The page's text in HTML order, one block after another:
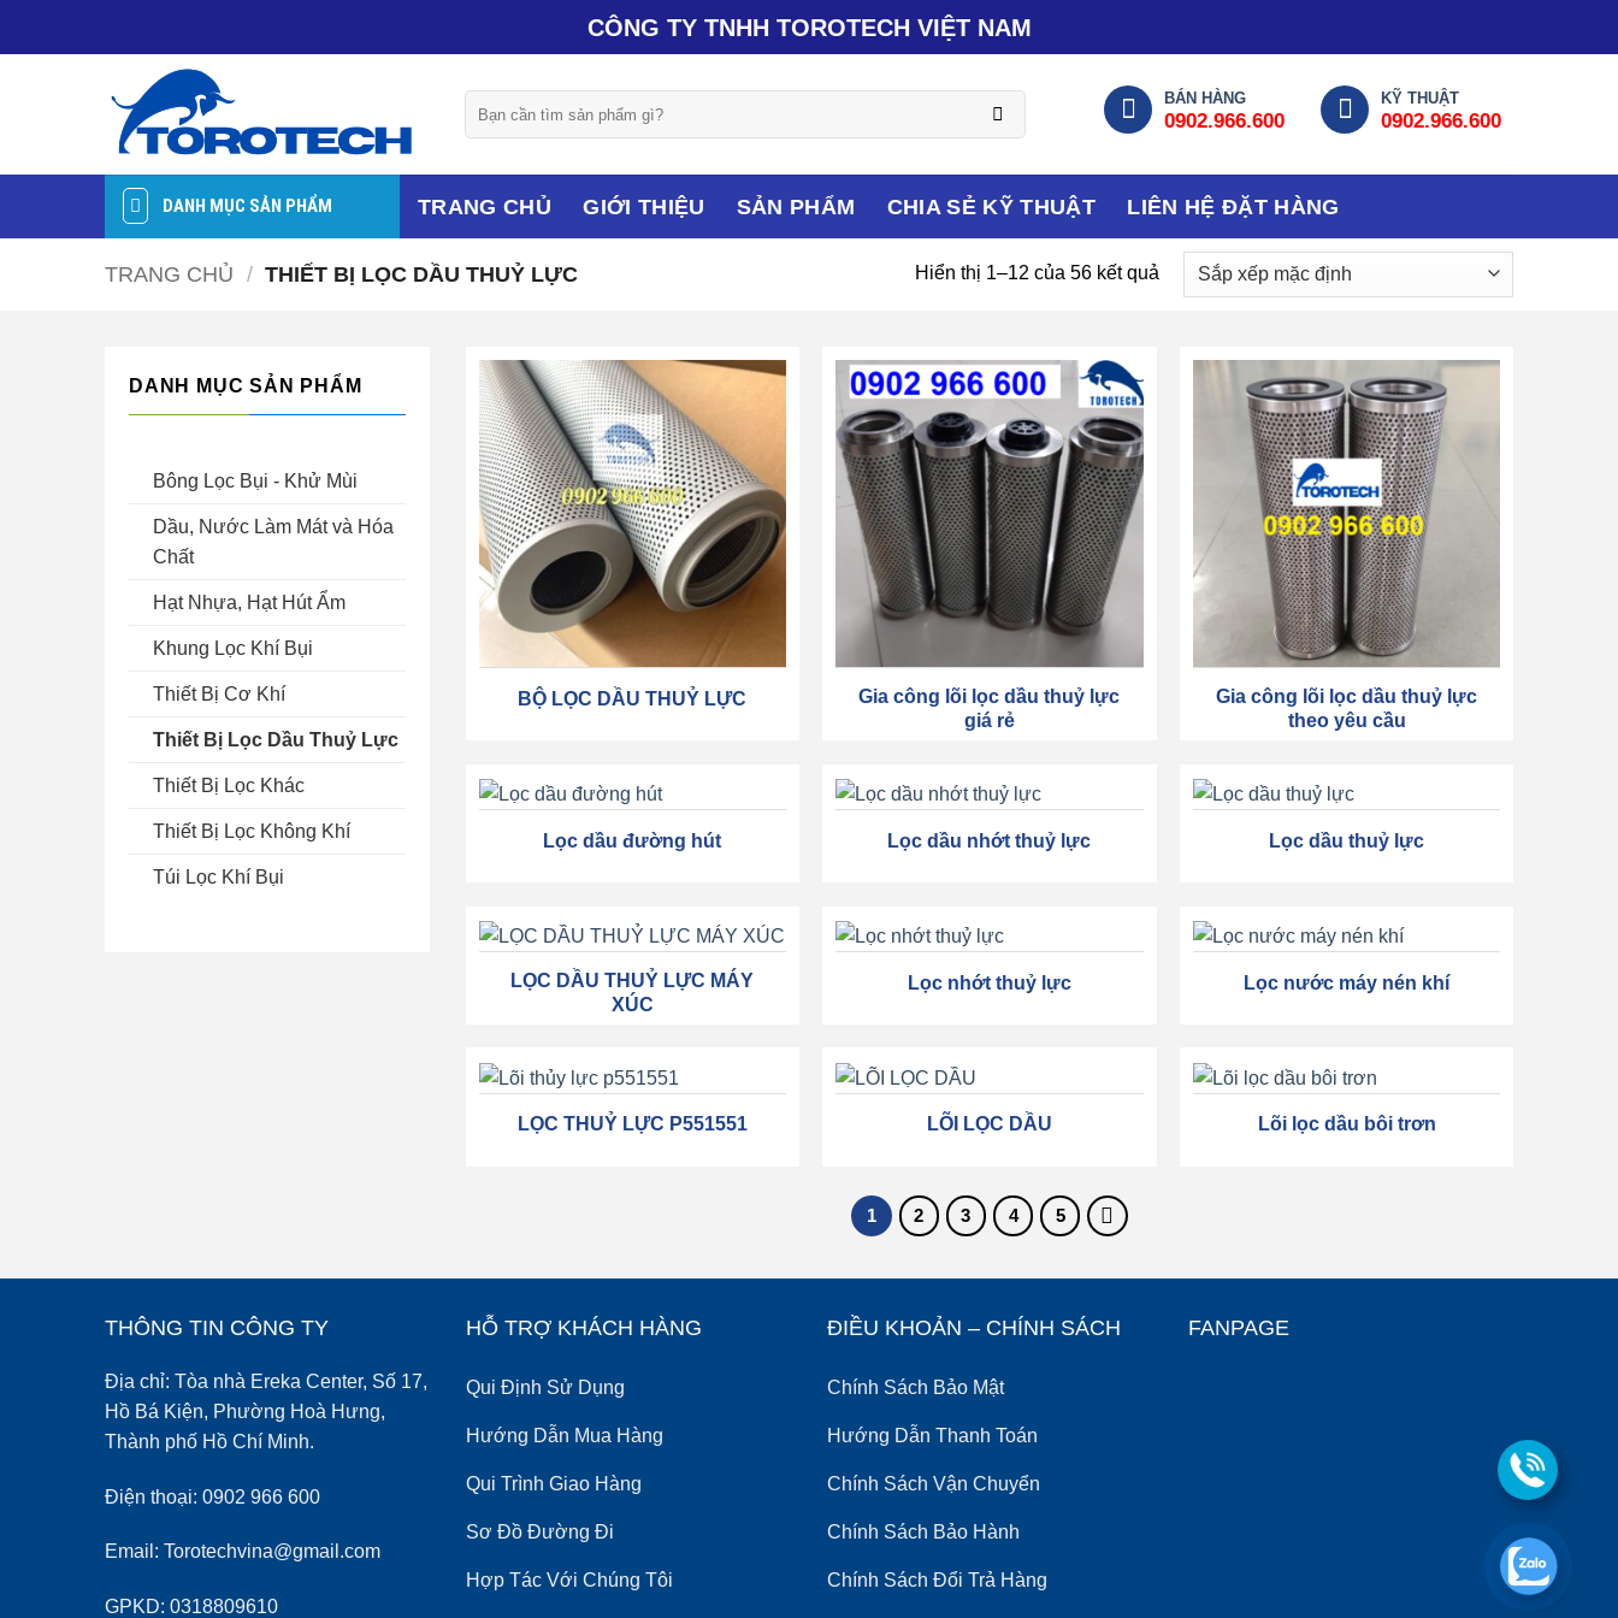
CÔNG TY TNHH TOROTECH VIỆT NAM
kiếm:
BÁN HÀNG
0902.966.600
KỸ THUẬT
0902.966.600
DANH MỤC SẢN PHẨM TRANG CHỦ GIỚI THIỆU SẢN PHẨM CHIA SẺ KỸ THUẬT LIÊN HỆ ĐẶT HÀNG
TRANG CHỦ / THIẾT BỊ LỌC DẦU THUỶ LỰC Hiển thị 1–12 của 56 kết quả
DANH MỤC SẢN PHẨM
Bông Lọc Bụi - Khử Mùi
Dầu, Nước Làm Mát và Hóa
Chất
Hạt Nhựa, Hạt Hút Ẩm
Khung Lọc Khí Bụi
Thiết Bị Cơ Khí
Thiết Bị Lọc Dầu Thuỷ Lực
Thiết Bị Lọc Khác
Thiết Bị Lọc Không Khí
Túi Lọc Khí Bụi
BỘ LỌC DẦU THUỶ LỰC
Gia công lõi lọc dầu thuỷ lực
giá rẻ
Gia công lõi lọc dầu thuỷ lực
theo yêu cầu
Lọc dầu đường hút Lọc dầu nhớt thuỷ lực Lọc dầu thuỷ lực
LỌC DẦU THUỶ LỰC MÁY
XÚC
Lọc nhớt thuỷ lực Lọc nước máy nén khí
LỌC THUỶ LỰC P551551 LÕI LỌC DẦU Lõi lọc dầu bôi trơn
1 2 3 4 5
THÔNG TIN CÔNG TY
Địa chỉ: Tòa nhà Ereka Center, Số 17,
Hồ Bá Kiện, Phường Hoà Hưng,
Thành phố Hồ Chí Minh.
Điện thoại: 0902 966 600
Email: Torotechvina@gmail.com
GPKD: 0318809610
HỖ TRỢ KHÁCH HÀNG
Qui Định Sử Dụng
Hướng Dẫn Mua Hàng
Qui Trình Giao Hàng
Sơ Đồ Đường Đi
Hợp Tác Với Chúng Tôi
ĐIỀU KHOẢN – CHÍNH SÁCH
Chính Sách Bảo Mật
Hướng Dẫn Thanh Toán
Chính Sách Vận Chuyển
Chính Sách Bảo Hành
Chính Sách Đổi Trả Hàng
FANPAGE